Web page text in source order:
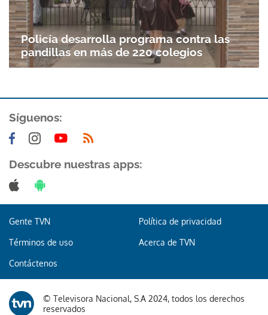
Policía desarrolla programa contra las
pandillas en más de 220 colegios
Síguenos:
Descubre nuestras apps:
Gente TVN Política de privacidad
Términos de uso Acerca de TVN
Contáctenos
© Televisora Nacional, S.A 2024, todos los derechos
reservados